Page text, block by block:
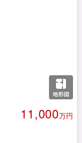
11,000万円